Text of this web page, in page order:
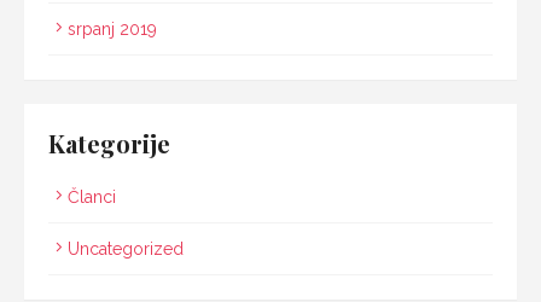
srpanj 2019
Kategorije
Članci
Uncategorized